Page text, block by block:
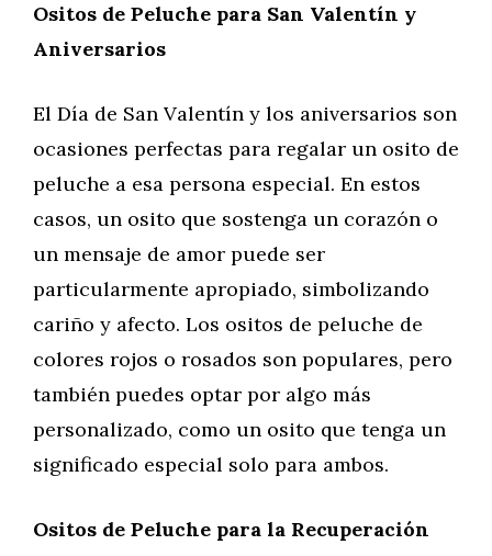
Ositos de Peluche para San Valentín y
Aniversarios
El Día de San Valentín y los aniversarios son
ocasiones perfectas para regalar un osito de
peluche a esa persona especial. En estos
casos, un osito que sostenga un corazón o
un mensaje de amor puede ser
particularmente apropiado, simbolizando
cariño y afecto. Los ositos de peluche de
colores rojos o rosados son populares, pero
también puedes optar por algo más
personalizado, como un osito que tenga un
significado especial solo para ambos.
Ositos de Peluche para la Recuperación